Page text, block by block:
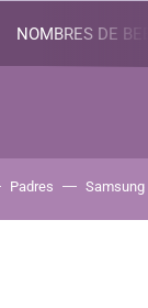
NOMBRES DE
Padres Samsung